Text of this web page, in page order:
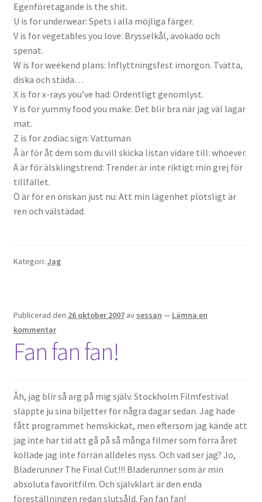
Egenföretagande is the shit.
U is for underwear: Spets i alla möjliga färger.
V is for vegetables you love: Brysselkål, avokado och
spenat.
W is for weekend plans: Inflyttningsfest imorgon. Tvätta,
diska och städa…
X is for x-rays you’ve had: Ordentligt genomlyst.
Y is for yummy food you make: Det blir bra när jag väl lagar
mat.
Z is for zodiac sign: Vattuman
Å är för åt dem som du vill skicka listan vidare till: whoever.
Ä är för älsklingstrend: Trender är inte riktigt min grej för
tillfället.
Ö är för en önskan just nu: Att min lägenhet plötsligt är
ren och välstädad.
Kategori: Jag
Publicerad den 26 oktober 2007 av sessan — Lämna en
kommentar
Fan fan fan!
Åh, jag blir så arg på mig själv. Stockholm Filmfestival
släppte ju sina biljetter för några dagar sedan. Jag hade
fått programmet hemskickat, men eftersom jag kände att
jag inte har tid att gå på så många filmer som förra året
kollade jag inte förrän alldeles nyss. Och vad ser jag? Jo,
Bladerunner The Final Cut!!! Bladerunner som är min
absoluta favoritfilm. Och självklart är den enda
föreställningen redan slutsåld. Fan fan fan!